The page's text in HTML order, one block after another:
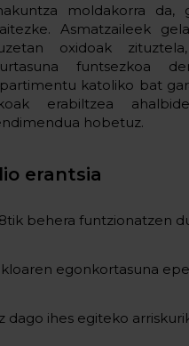
moldakorra
Asmatzaileek
oxidoak
funtsezkoa
katoliko bat
erabiltzea
hobetuz.
erantsia
behera funtzionatzen
egonkortasuna
dago ihes egiteko